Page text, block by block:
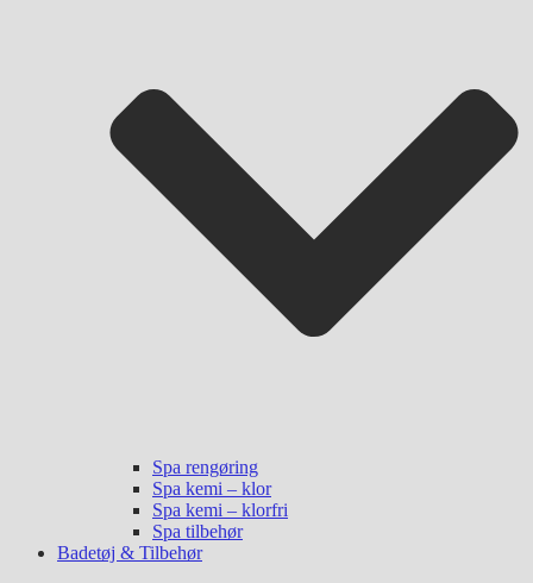
Spa rengøring
Spa kemi – klor
Spa kemi – klorfri
Spa tilbehør
Badetøj & Tilbehør